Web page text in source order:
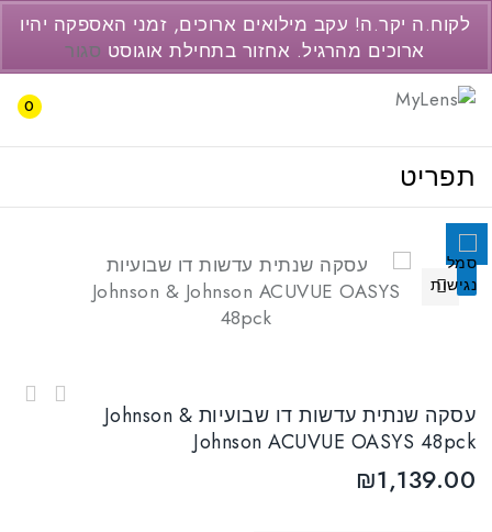
visibility_off
settings
zoom_out זום (הקטנה)
remove_circle_outline הקטנת גופן
הגדלת גופן
brightness_low ניגודיות כהה
format_underlined
077-3446237
support@pc2.co.il
0
תפריט
עסקה שנתית עדשות דו שבועיות Johnson &
Johnson ACUVUE OASYS 48pck
₪1,139.00
לקוח.ה יקר.ה! עקב מילואים ארוכים, זמני האספקה יהיו
ארוכים מהרגיל. אחזור בתחילת אוגוסט סגור